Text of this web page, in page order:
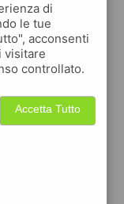
te e tutti i
a te
di
le tue
acconsenti
visitare
controllato.
Accetta Tutto